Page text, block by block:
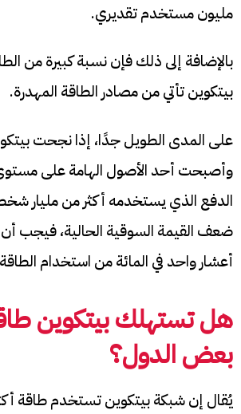
مليون مستخدم تقديري.
بالإضافة إلى ذلك فإن نسبة كبيرة من
بيتكوين تأتي من مصادر الطاقة المهدرة.
على المدى الطويل جدًا، إذا نجحت
وأصبحت أحد الأصول الهامة على
ضعف القيمة السوقية الحالية، فيجب
أعشار واحد في المائة من استخدام
هل تستهلك بيتكوين
بعض الدول؟
يُقال إن شبكة بيتكوين تستخدم طاقة